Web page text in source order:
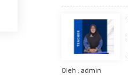
Oleh : admin